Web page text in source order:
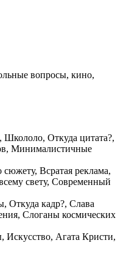
вопросы, кино,
Откуда цитата?,
Минималистичные
Всратая реклама,
свету, Современный
Откуда кадр?, Слава
Слоганы космических
Искусство, Агата Кристи,